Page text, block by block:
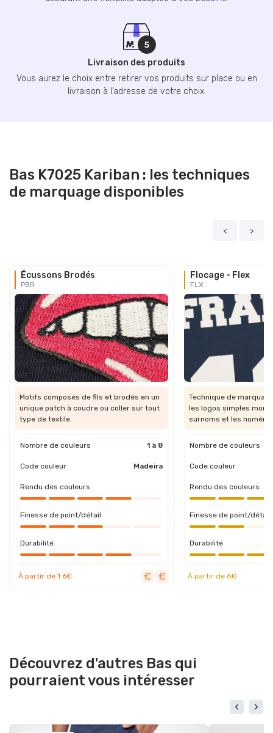
Livraison des produits
Vous aurez le choix entre retirer vos produits sur place ou en
livraison à l’adresse de votre choix.
Bas K7025 Kariban : les techniques
de marquage disponibles
< >
Écussons Brodés
PBR
Motifs composés de fils et brodés en un
unique patch à coudre ou coller sur tout
type de textile.
Nombre de couleurs 1 à 8
Code couleur Madeira
Rendu des couleurs
Finesse de point/détail
Durabilité
À partir de 1.6€
Flocage - Flex
FLX
Technique de
les logos simples
surnoms et les
Nombre de couleurs
Code couleur
Rendu des couleurs
Finesse de point/détail
Durabilité
À partir de 6€
Découvrez d'autres Bas qui
pourraient vous intéresser